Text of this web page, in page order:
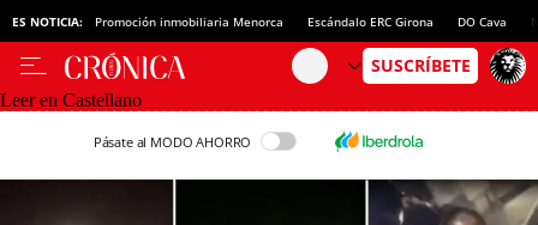
ES NOTICIA: Promoción inmobiliaria Menorca Escándalo ERC Girona DO Cava
Leer en Castellano
Pásate al MODO AHORRO